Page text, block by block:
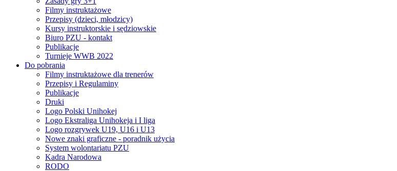
Filmy instruktażowe
Przepisy (dzieci, młodzicy)
Kursy instruktorskie i sędziowskie
Biuro PZU - kontakt
Publikacje
Turnieje WWB 2022
Do pobrania
Filmy instruktażowe dla trenerów
Przepisy i Regulaminy
Publikacje
Druki
Logo Polski Unihokej
Logo Ekstraliga Unihokeja i I liga
Logo rozgrywek U19, U16 i U13
Nowe znaki graficzne - poradnik użycia
System wolontariatu PZU
Kadra Narodowa
RODO